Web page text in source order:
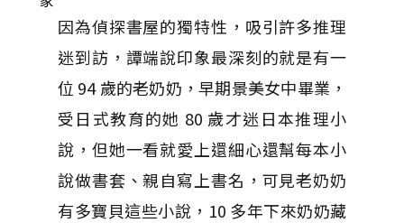
因為偵探書屋的獨特性，吸引許多推理
迷到訪，譚端說印象最深刻的就是有一
位 94 歲的老奶奶，早期景美女中畢業，
受日式教育的她 80 歲才迷日本推理小
說，但她一看就愛上還細心還幫每本小
說做書套、親自寫上書名，可見老奶奶
有多寶貝這些小說，10 多年下來奶奶藏